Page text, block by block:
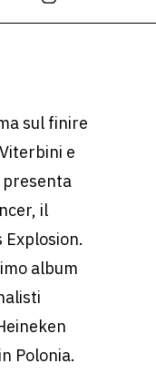
sul finire
e
presenta
il
album
Polonia.